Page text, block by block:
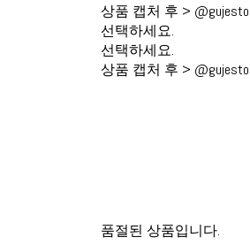
상품 캡처 후 >
선택하세요.
선택하세요.
상품 캡처 후 >
품절된 상품입니다.